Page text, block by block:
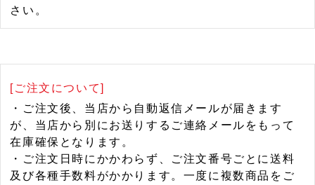
さい。
[ご注文について]
・ご注文後、当店から自動返信メールが届きます
が、当店から別にお送りするご連絡メールをもって
在庫確保となります。
・ご注文日時にかかわらず、ご注文番号ごとに送料
及び各種手数料がかかります。一度に複数商品をご